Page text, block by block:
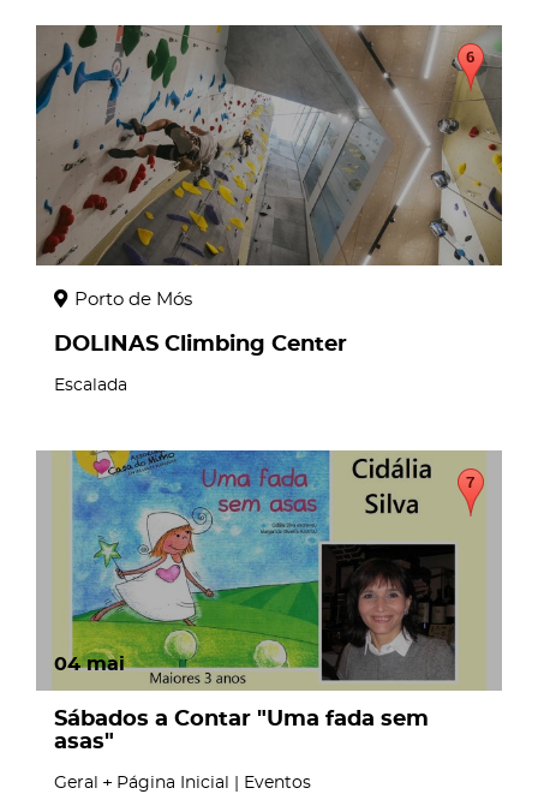
page
Porto de Mós
DOLINAS Climbing Center
Escalada
04 mai
Sábados a Contar "Uma fada sem
asas"
Geral Página Inicial | Eventos